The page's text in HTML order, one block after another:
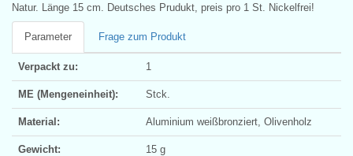
Natur. Länge 15 cm. Deutsches Prudukt, preis pro 1 St. Nickelfrei!
Parameter Frage zum Produkt
Verpackt zu: 1
ME (Mengeneinheit): Stck.
Material: Aluminium weißbronziert, Olivenholz
Gewicht: 15 g